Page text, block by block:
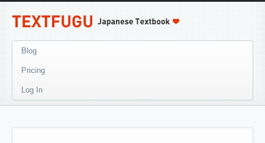
Blog
Pricing
Log In